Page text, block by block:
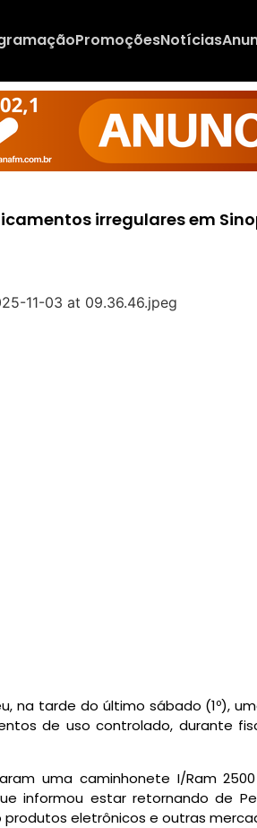
PromoçõesNotícias
irregulares em
na tarde do último sábado (1º),
de uso controlado, durante
uma caminhonete I/Ram 2500
informou estar retornando de
eletrônicos e outras